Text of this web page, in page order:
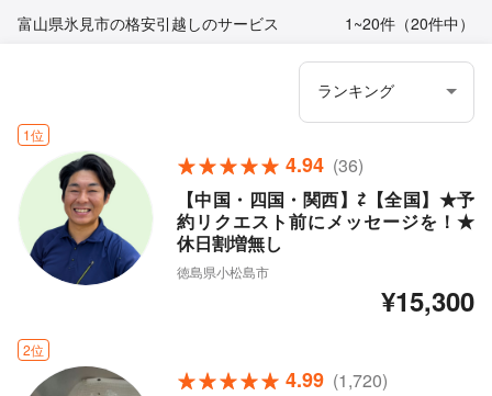
富山県氷見市の格安引越しのサービス 1~20件（20件中）
1位
4.94 (36)
【中国・四国・関西】⇄【全国】★予
約リクエスト前にメッセージを！★
休日割増無し
徳島県小松島市
¥15,300
2位
4.99 (1,720)